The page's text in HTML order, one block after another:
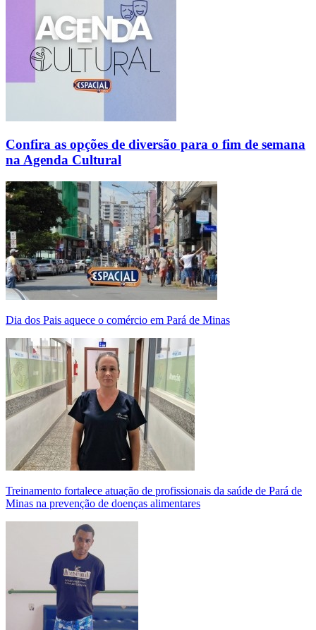
Confira as opções de diversão para o fim de semana
na Agenda Cultural
Dia dos Pais aquece o comércio em Pará de Minas
Treinamento fortalece atuação de profissionais da saúde de Pará de
Minas na prevenção de doenças alimentares